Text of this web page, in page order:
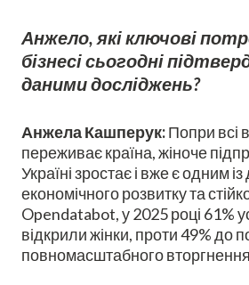
Анжело, які ключові
бізнесі сьогодні
даними досліджень?
Анжела Кашперук:Попри всі
переживає країна, жіноче
Україні зростає і вже є одним
економічного розвитку та
Opendatabot, у 2025 році 61%
відкрили жінки, проти 49% до
повномасштабного